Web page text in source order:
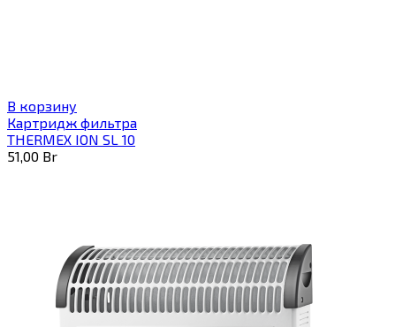
В корзину
Картридж фильтра
THERMEX ION SL 10
51,00 Br